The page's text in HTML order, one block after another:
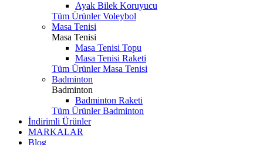
Ayak Bilek Koruyucu
Tüm Ürünler Voleybol
Masa Tenisi
Masa Tenisi
Masa Tenisi Topu
Masa Tenisi Raketi
Tüm Ürünler Masa Tenisi
Badminton
Badminton
Badminton Raketi
Tüm Ürünler Badminton
İndirimli Ürünler
MARKALAR
Blog